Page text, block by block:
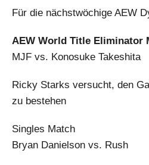
Für die nächstwöchige AEW
AEW World Title Eliminator
MJF vs. Konosuke Takeshita
Ricky Starks versucht, den
zu bestehen
Singles Match
Bryan Danielson vs. Rush